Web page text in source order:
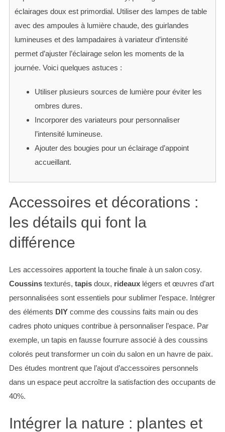
éclairages doux est primordial. Utiliser des lampes de table
avec des ampoules à lumière chaude, des guirlandes
lumineuses et des lampadaires à variateur d’intensité
permet d’ajuster l’éclairage selon les moments de la
journée. Voici quelques astuces :
Utiliser plusieurs sources de lumière pour éviter les
ombres dures.
Incorporer des variateurs pour personnaliser
l’intensité lumineuse.
Ajouter des bougies pour un éclairage d’appoint
accueillant.
Accessoires et décorations :
les détails qui font la
différence
Les accessoires apportent la touche finale à un salon cosy.
Coussinstexturés, tapisdoux, rideauxlégers et œuvres d’art
personnalisées sont essentiels pour sublimer l’espace. Intégrer
des éléments DIYcomme des coussins faits main ou des
cadres photo uniques contribue à personnaliser l’espace. Par
exemple, un tapis en fausse fourrure associé à des coussins
colorés peut transformer un coin du salon en un havre de paix.
Des études montrent que l’ajout d’accessoires personnels
dans un espace peut accroître la satisfaction des occupants de
40%.
Intégrer la nature : plantes et